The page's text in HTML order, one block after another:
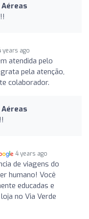
years ago
atendida pelo
pela atenção,
colaborador.
4 years ago
de viagens do
humano! Você
educadas e
no Via Verde